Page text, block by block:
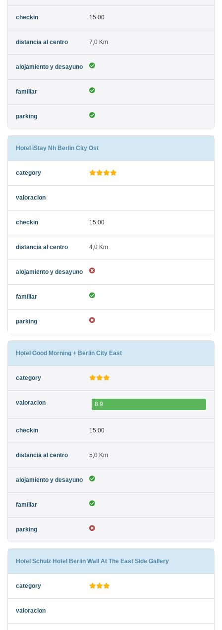
15:00
7,0 Km
Hotel iStay Nh Berlin City Ost
15:00
4,0 Km
Hotel Good Morning + Berlin City East
8.9
15:00
5,0 Km
Hotel Schulz Hotel Berlin Wall At The East Side Gallery